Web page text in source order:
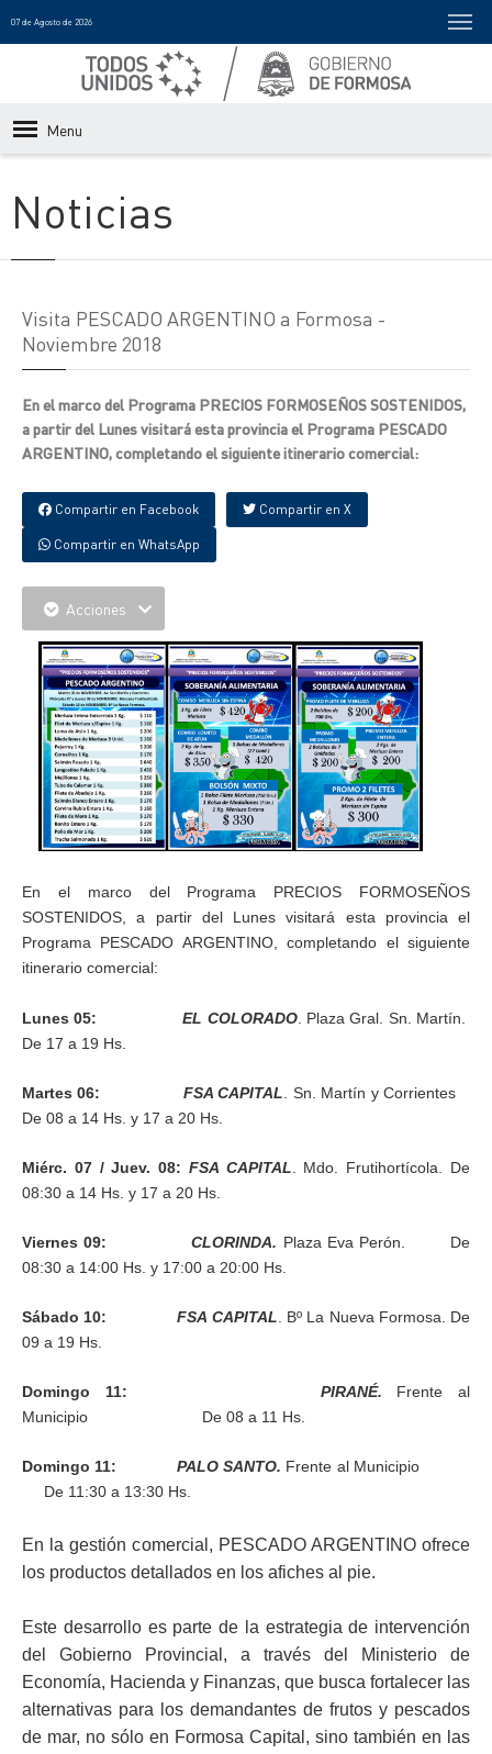
07 de Agosto de 2026
Menu
Noticias
Visita PESCADO ARGENTINO a Formosa -
Noviembre 2018
En el marco del Programa PRECIOS FORMOSEÑOS SOSTENIDOS,
a partir del Lunes visitará esta provincia el Programa PESCADO
ARGENTINO, completando el siguiente itinerario comercial:
Compartir en Facebook Compartir en X
Compartir en WhatsApp
Acciones
En el marco del Programa PRECIOS FORMOSEÑOS
SOSTENIDOS, a partir del Lunes visitará esta provincia el
Programa PESCADO ARGENTINO, completando el siguiente
itinerario comercial:
Lunes 05: EL COLORADO. Plaza Gral. Sn. Martín.
De 17 a 19 Hs.
Martes 06: FSA CAPITAL . Sn. Martín y Corrientes
De 08 a 14 Hs. y 17 a 20 Hs.
Miérc. 07 / Juev. 08: FSA CAPITAL . Mdo. Frutihortícola. De
08:30 a 14 Hs. y 17 a 20 Hs.
Viernes 09: CLORINDA. Plaza Eva Perón. De
08:30 a 14:00 Hs. y 17:00 a 20:00 Hs.
Sábado 10: FSA CAPITAL . Bº La Nueva Formosa. De
09 a 19 Hs.
Domingo 11: PIRANÉ. Frente al
Municipio De 08 a 11 Hs.
Domingo 11: PALO SANTO. Frente al Municipio
De 11:30 a 13:30 Hs.
En la gestión comercial, PESCADO ARGENTINO ofrece
los productos detallados en los afiches al pie.
Este desarrollo es parte de la estrategia de intervención
del Gobierno Provincial, a través del Ministerio de
Economía, Hacienda y Finanzas, que busca fortalecer las
alternativas para los demandantes de frutos y pescados
de mar, no sólo en Formosa Capital, sino también en las